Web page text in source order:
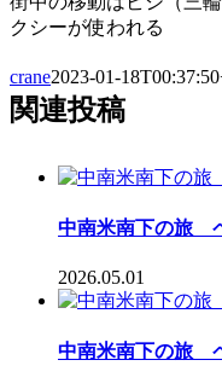
クシーが使われる
crane2023-01-
関連投稿
中南米南下の旅
2026.05.01
中南米南下の旅